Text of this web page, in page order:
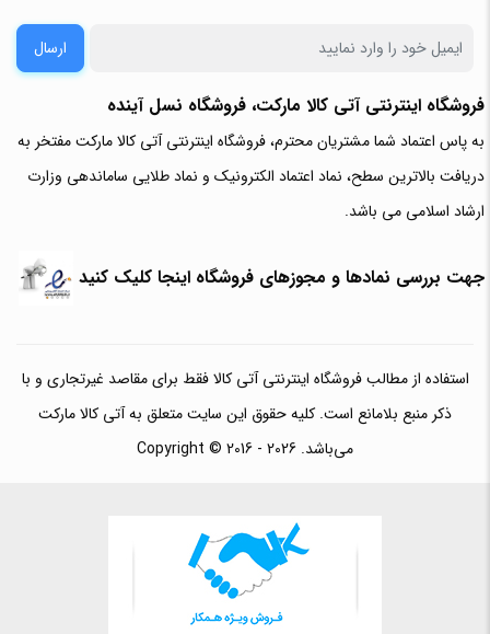
ارسال
فروشگاه اینترنتی آتی‌ کالا مارکت، فروشگاه نسل آینده
به پاس اعتماد شما مشتریان محترم، فروشگاه اینترنتی آتی کالا مارکت مفتخر به
دریافت بالاترین سطح، نماد اعتماد الکترونیک و نماد طلایی ساماندهی وزارت
ارشاد اسلامی می باشد.
جهت بررسی نمادها و مجوزهای فروشگاه اینجا کلیک کنید
استفاده از مطالب فروشگاه اینترنتی آتی کالا فقط برای مقاصد غیرتجاری و با
ذکر منبع بلامانع است. کلیه حقوق این سایت متعلق به آتی کالا مارکت
می‌باشد. Copyright © 2016 - 2026